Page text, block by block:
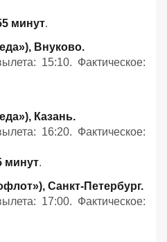
минут.
Внуково.
15:10. Фактическое:
Казань.
16:20. Фактическое:
минут.
Санкт‑Петербург.
17:00. Фактическое: